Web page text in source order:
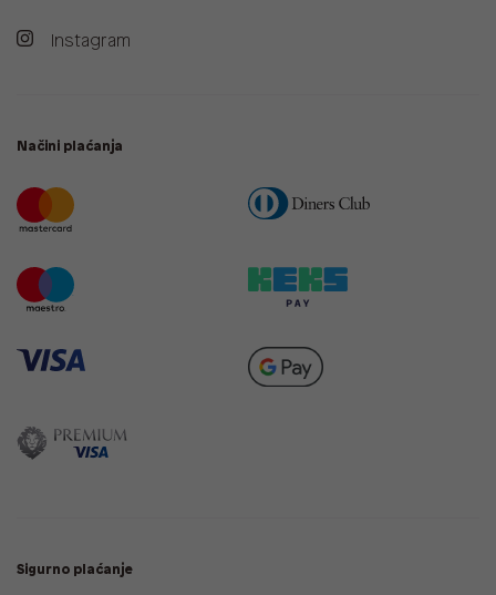
Instagram
Načini plaćanja
Sigurno plaćanje